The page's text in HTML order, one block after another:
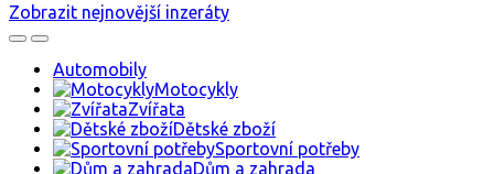
Zobrazit nejnovější inzeráty
Automobily
Motocykly
Zvířata
Dětské zboží
Sportovní potřeby
Dům a zahrada